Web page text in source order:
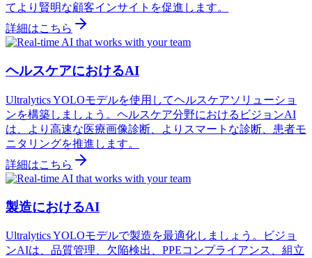
てより賢明な顧客インサイトを促進します。
詳細はこちら
ヘルスケアにおけるAI
Ultralytics YOLOモデルを使用してヘルスケアソリューショ
ンを構築しましょう。ヘルスケア分野におけるビジョンAI
は、より高速な医療画像診断、よりスマートな診断、患者モ
ニタリングを推進します。
詳細はこちら
製造におけるAI
Ultralytics YOLOモデルで製造を最適化しましょう。ビジョ
ンAIは、品質管理、欠陥検出、PPEコンプライアンス、組立